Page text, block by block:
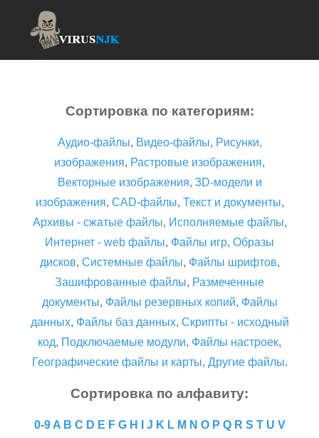
Сортировка по категориям:
Аудио-файлы, Видео-файлы, Рисунки,
изображения, Растровые изображения,
Векторные изображения, 3D-модели и
изображения, CAD-файлы, Текст и документы,
Архивы - сжатые файлы, Исполняемые файлы,
Интернет - web файлы, Файлы игр, Образы
дисков, Системные файлы, Файлы шрифтов,
Зашифрованные файлы, Размеченные
документы, Файлы резервных копий, Файлы
данных, Файлы баз данных, Скрипты - исходный
код, Подключаемые модули, Файлы настроек,
Географические файлы и карты, Другие файлы.
Сортировка по алфавиту:
0-9 A B C D E F G H J K L M N O P Q R S T U V